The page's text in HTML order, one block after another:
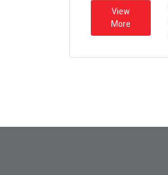
View
More